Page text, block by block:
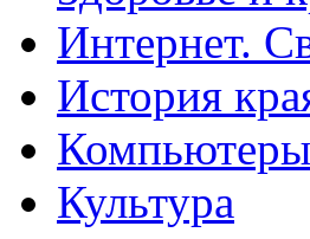
Интернет.
История
Культура